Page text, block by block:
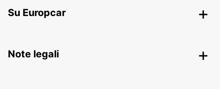
Su Europcar
Note legali